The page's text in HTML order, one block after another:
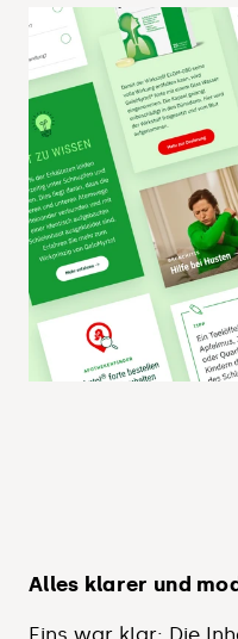
Alles klarer und
Eins war klar: Die